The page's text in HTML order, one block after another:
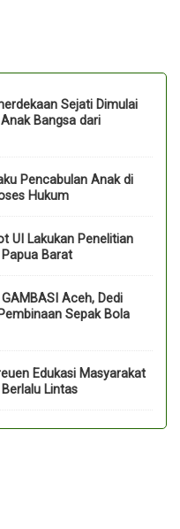
Sejati Dimulai
Bangsa dari
Pencabulan Anak di
Hukum
UI Lakukan Penelitian
Barat
Aceh, Dedi
Sepak Bola
Edukasi Masyarakat
Lintas